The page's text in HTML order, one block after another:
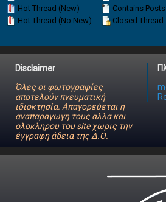
Hot Thread (New)
Hot Thread (No New)
Contains
Closed Thread
Disclaimer
Όλες οι φωτογραφίες
αποτελούν πνευματική
ιδιοκτησία. Απαγορεύεται η
αναπαραγωγη τους αλλα και
ολοκληρου του site χωρις την
έγγραφη άδεια της Δ.Ο.